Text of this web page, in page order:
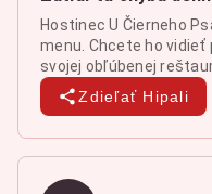
Hostinec U Čierneho
menu. Chcete ho vidieť
svojej obľúbenej
Zdieľať Hipali